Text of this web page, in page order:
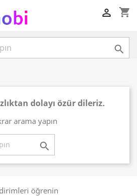
shopping_cart


dolayı özür dileriz.
arama yapın

öğrenin